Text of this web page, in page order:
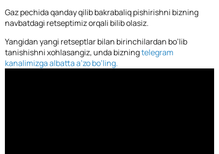
Gaz pechida qanday qilib bakrabaliq pishirishni bizning
navbatdagi retseptimiz orqali bilib olasiz.
Yangidan yangi retseptlar bilan birinchilardan bo’lib
tanishishni xohlasangiz, unda bizningtelegram
kanalimizga albatta a’zo bo’ling.